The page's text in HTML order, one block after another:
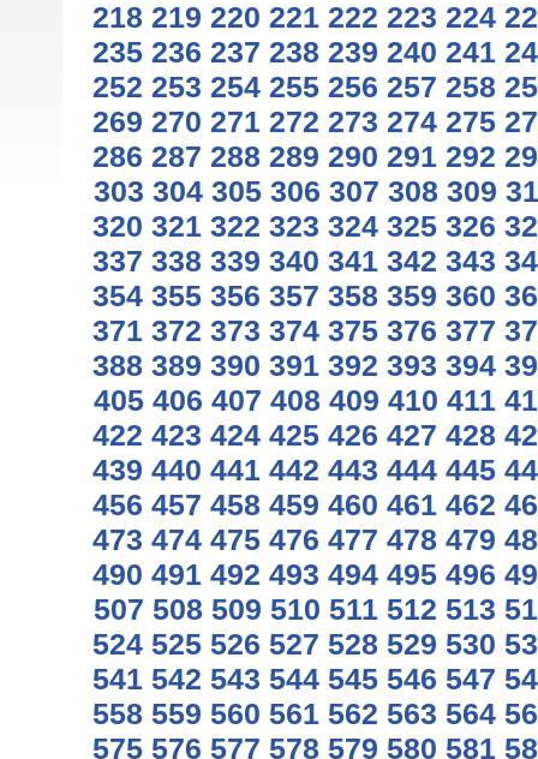
218 219 220 221 222 223 224
235 236 237 238 239 240 241
252 253 254 255 256 257 258
269 270 271 272 273 274 275
286 287 288 289 290 291 292
303 304 305 306 307 308 309
320 321 322 323 324 325 326
337 338 339 340 341 342 343
354 355 356 357 358 359 360
371 372 373 374 375 376 377
388 389 390 391 392 393 394
405 406 407 408 409 410 411
422 423 424 425 426 427 428
439 440 441 442 443 444 445
456 457 458 459 460 461 462
473 474 475 476 477 478 479
490 491 492 493 494 495 496
507 508 509 510 511 512 513
524 525 526 527 528 529 530
541 542 543 544 545 546 547
558 559 560 561 562 563 564
575 576 577 578 579 580 581